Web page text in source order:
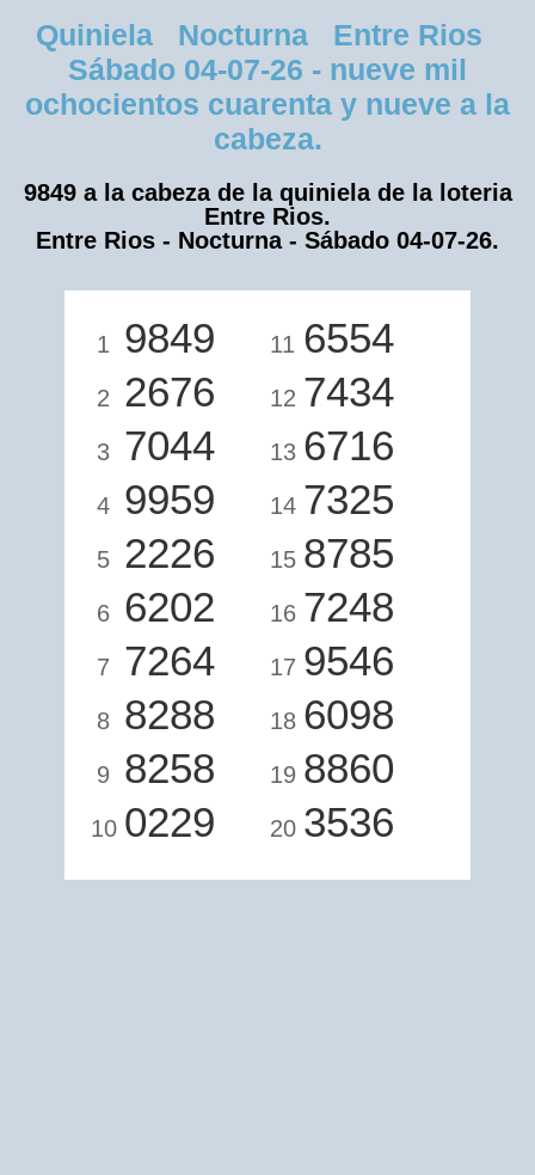
Quiniela Nocturna Entre Rios
Sábado 04-07-26 - nueve mil
ochocientos cuarenta y nueve a la
cabeza.
9849 a la cabeza de la quiniela de la loteria
Entre Rios.
Entre Rios - Nocturna - Sábado 04-07-26.
1 9849
2 2676
3 7044
4 9959
5 2226
6 6202
7 7264
8 8288
9 8258
10 0229
11 6554
12 7434
13 6716
14 7325
15 8785
16 7248
17 9546
18 6098
19 8860
20 3536